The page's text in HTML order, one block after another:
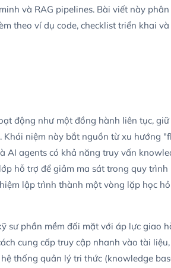
và RAG pipelines. Bài viết này
theo ví dụ code, checklist triển khai
động như một đồng hành liên tục,
niệm này bắt nguồn từ xu hướng
AI agents có khả năng truy vấn
hỗ trợ để giảm ma sát trong quy
lập trình thành một vòng lặp học
sư phần mềm đối mặt với áp lực giao
cung cấp truy cập nhanh vào tài
thống quản lý tri thức (knowledge